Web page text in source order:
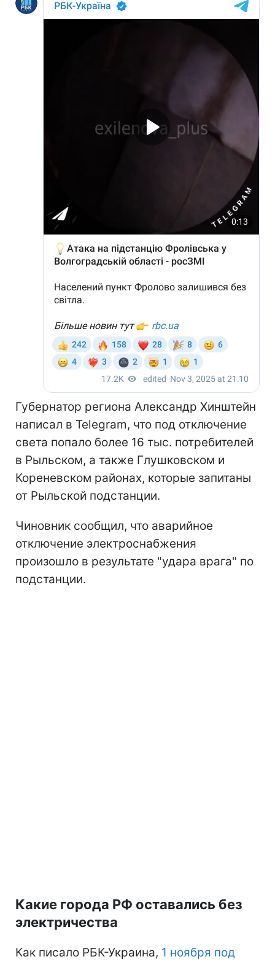
Губернатор региона Александр Хинштейн
написал в Telegram, что под отключение
света попало более 16 тыс. потребителей
в Рыльском, а также Глушковском и
Кореневском районах, которые запитаны
от Рыльской подстанции.
Чиновник сообщил, что аварийное
отключение электроснабжения
произошло в результате "удара врага" по
подстанции.
Какие города РФ оставались без
электричества
Как писало РБК-Украина, 1 ноября под